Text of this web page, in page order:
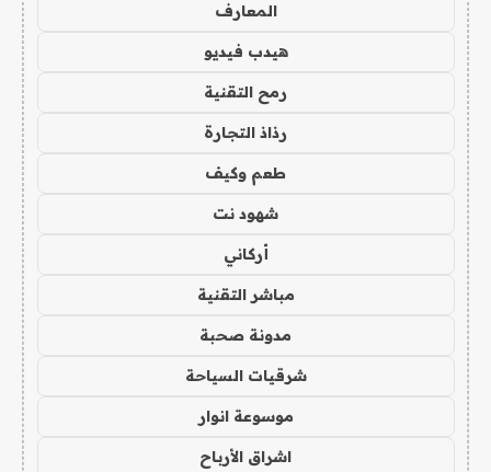
المعارف
هيدب فيديو
رمح التقنية
رذاذ التجارة
طعم وكيف
شهود نت
أركاني
مباشر التقنية
مدونة صحبة
شرقيات السياحة
موسوعة انوار
اشراق الأرباح